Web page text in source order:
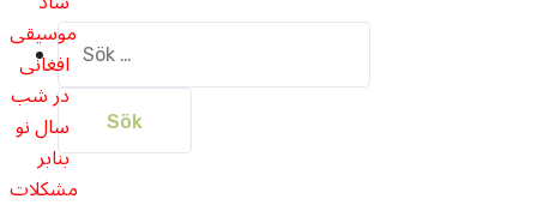
Sök
efter:
موسیقی
افغانی
در شب
سال نو
بنابر
مشکلات